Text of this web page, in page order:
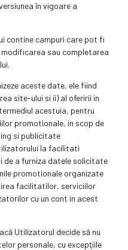
în vigoare a
contine campuri care pot fi
sau completarea
aceste date, ele fiind
site-ului si ii) al oferirii in
acestuia, pentru
promotionale, in scop de
si publicitate
la facilitati
de a furniza datele solicitate
promotionale organizate
facilitatilor, serviciilor
cu un cont in acest
Utilizatorul decide să nu
personale, cu excepţiile